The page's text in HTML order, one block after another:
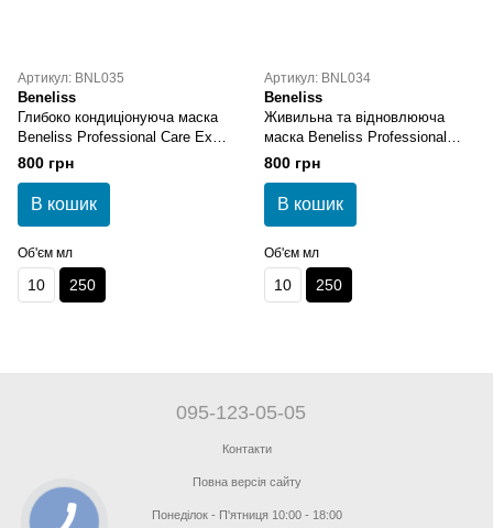
Артикул: BNL035
Beneliss
Глибоко кондиціонуюча маска
Beneliss Professional Care Extra
Shine & Smooth Glow Mask 250
800 грн
В кошик
Об'єм мл
10 250
Артикул: BNL034
Beneliss
Живильна та відновлююча
маска Beneliss Professional
Care For Nourish & Repair Hair
Butter Mask
800 грн
В кошик
Об'єм мл
10 250
095-123-05-05
Контакти
Повна версія сайту
Понеділок - П'ятниця 10:00 - 18:00